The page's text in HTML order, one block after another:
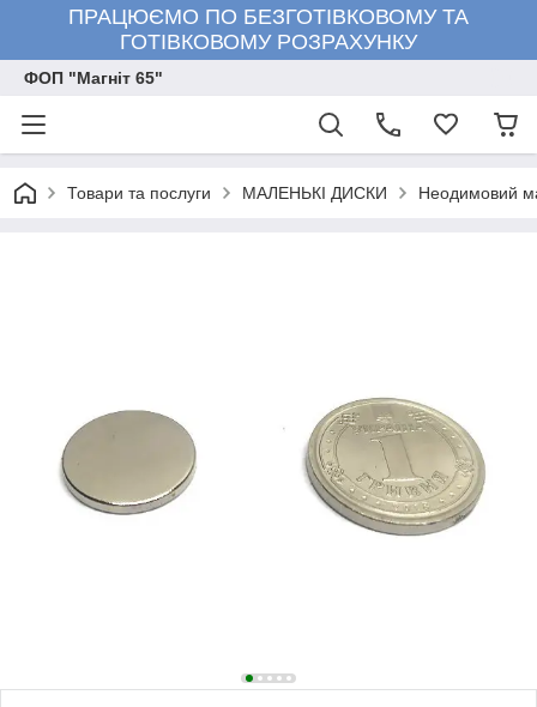
ПРАЦЮЄМО ПО БЕЗГОТІВКОВОМУ ТА
ГОТІВКОВОМУ РОЗРАХУНКУ
ФОП "Магніт 65"
Товари та послуги МАЛЕНЬКІ ДИСКИ Неодимовий